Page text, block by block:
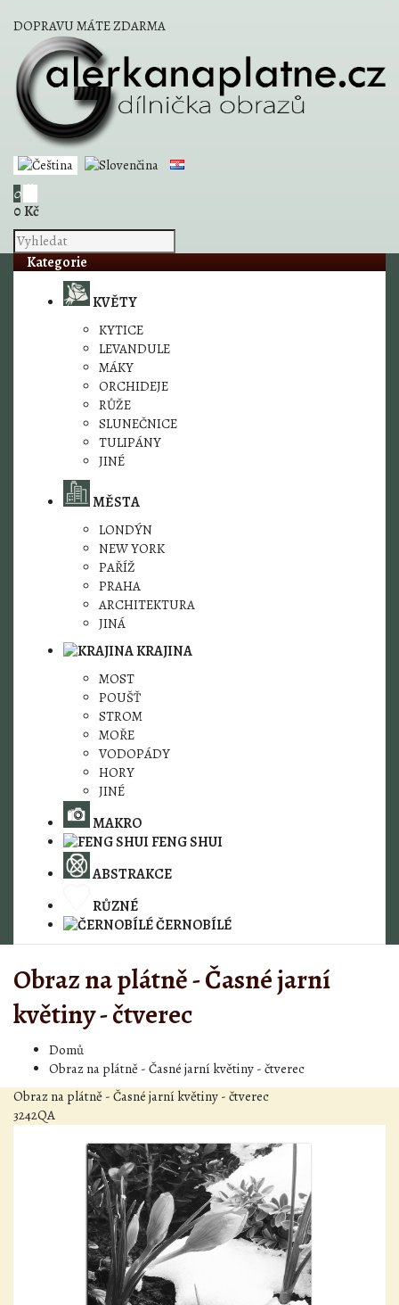
DOPRAVU MÁTE ZDARMA
0
0 Kč
Kategorie
KVĚTY
KYTICE
LEVANDULE
MÁKY
ORCHIDEJE
RŮŽE
SLUNEČNICE
TULIPÁNY
JINÉ
MĚSTA
LONDÝN
NEW YORK
PAŘÍŽ
PRAHA
ARCHITEKTURA
JINÁ
KRAJINA
MOST
POUŠŤ
STROM
MOŘE
VODOPÁDY
HORY
JINÉ
MAKRO
FENG SHUI
ABSTRAKCE
RŮZNÉ
ČERNOBÍLÉ
Obraz na plátně - Časné jarní
květiny - čtverec
Domů
Obraz na plátně - Časné jarní květiny - čtverec
Obraz na plátně - Časné jarní květiny - čtverec
3242QA